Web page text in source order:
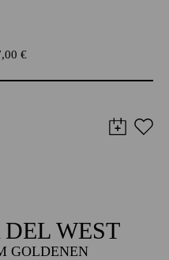
€
WEST
GOLDENEN